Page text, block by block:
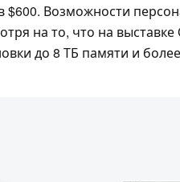
Возможности
на то, что на выставке
до 8 ТБ памяти и